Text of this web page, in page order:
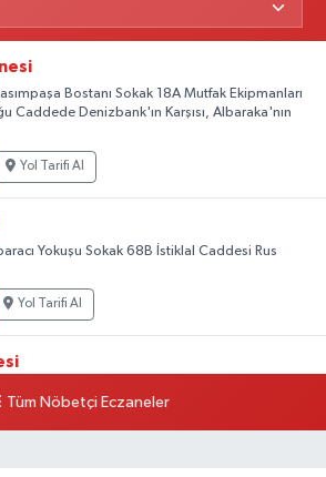
Bostanı Sokak 18A Mutfak Ekipmanları
Caddede Denizbank'ın Karşısı, Albaraka'nın
Yol Tarifi Al
Yokuşu Sokak 68B İstiklal Caddesi Rus
Yol Tarifi Al
Tüm Nöbetçi Eczaneler